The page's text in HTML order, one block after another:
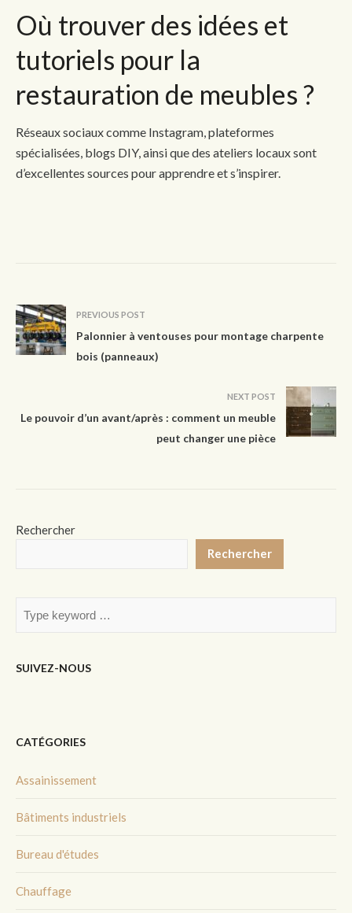
Où trouver des idées et
tutoriels pour la
restauration de meubles ?
Réseaux sociaux comme Instagram, plateformes
spécialisées, blogs DIY, ainsi que des ateliers locaux sont
d’excellentes sources pour apprendre et s’inspirer.
PREVIOUS POST
Palonnier à ventouses pour montage charpente
bois (panneaux)
NEXT POST
Le pouvoir d’un avant/après : comment un meuble
peut changer une pièce
Rechercher
Rechercher
SUIVEZ-NOUS
CATÉGORIES
Assainissement
Bâtiments industriels
Bureau d'études
Chauffage